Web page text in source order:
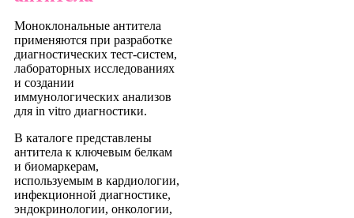
Моноклональные антитела
применяются при разработке
диагностических тест-систем,
лабораторных исследованиях
и создании
иммунологических анализов
для in vitro диагностики.
В каталоге представлены
антитела к ключевым белкам
и биомаркерам,
используемым в кардиологии,
инфекционной диагностике,
эндокринологии, онкологии,